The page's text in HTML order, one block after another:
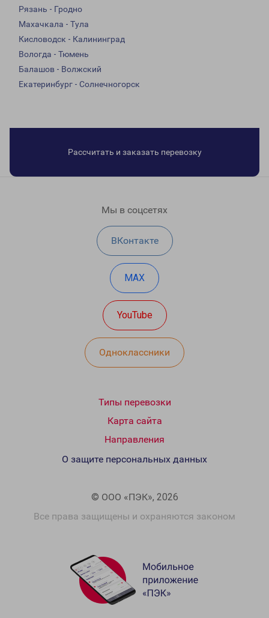
Рязань - Гродно
Махачкала - Тула
Кисловодск - Калининград
Вологда - Тюмень
Балашов - Волжский
Екатеринбург - Солнечногорск
Рассчитать и заказать перевозку
Мы в соцсетях
ВКонтакте
MAX
YouTube
Одноклассники
Типы перевозки
Карта сайта
Направления
© ООО «ПЭК», 2026
Все права защищены и охраняются законом
О защите персональных данных